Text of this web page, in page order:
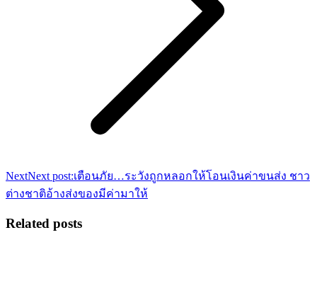
NextNext post:เตือนภัย…ระวังถูกหลอกให้โอนเงินค่าขนส่ง ชาว
ต่างชาติอ้างส่งของมีค่ามาให้
Related posts